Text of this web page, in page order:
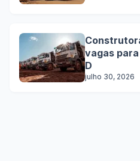
vagas
D
julho 30, 2026